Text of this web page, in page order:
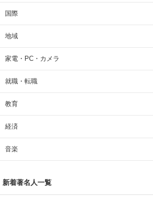
国際
地域
家電・PC・カメラ
就職・転職
教育
経済
音楽
新着著名人一覧